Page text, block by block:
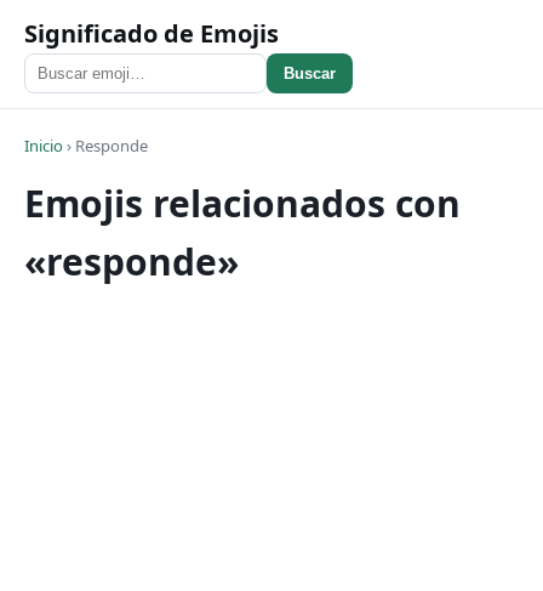
Significado de Emojis
Buscar
Inicio› Responde
Emojis relacionados con
«responde»